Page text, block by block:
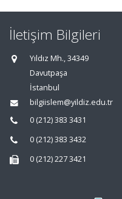
İletişim Bilgileri
Yıldız Mh., 34349
Davutpaşa
İstanbul
bilgiislem@yildiz.edu.tr
0 (212) 383 3431
0 (212) 383 3432
0 (212) 227 3421